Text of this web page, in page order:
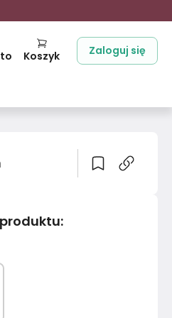
Koszyk Zaloguj się
: